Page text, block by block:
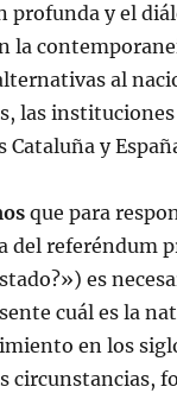
profunda y el
la
al
las
Cataluña y
que para
del referéndum
es
cuál es la
en los
circunstancias,